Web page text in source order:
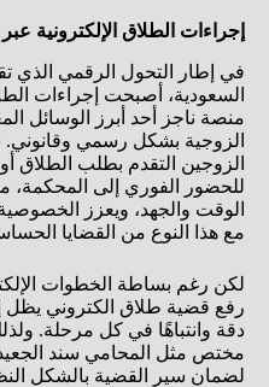
إجراءات الطلاق الإلكترونية
في إطار التحول الرقمي الذي
السعودية، أصبحت إجراءات
منصة ناجز أحد أبرز الوسائل
الزوجية بشكل رسمي
الزوجين التقدم بطلب الطلاق
للحضور الفوري إلى المحكمة،
الوقت والجهد، ويعزز
مع هذا النوع من القضايا
لكن رغم بساطة الخطوات
رفع قضية طلاق الكتروني يظل
دقة وانتباهًا في كل مرحلة.
مختص مثل المحامي سند
لضمان سير القضية بالشكل